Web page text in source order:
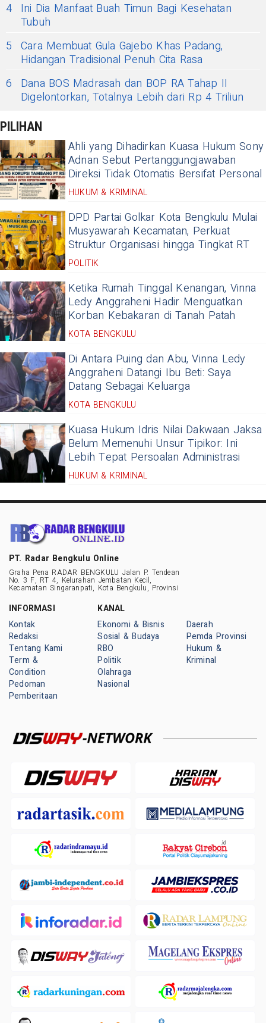
4 Ini Dia Manfaat Buah Timun Bagi Kesehatan
Tubuh
5 Cara Membuat Gula Gajebo Khas Padang,
Hidangan Tradisional Penuh Cita Rasa
6
Dana BOS Madrasah dan BOP RA Tahap II
Digelontorkan, Totalnya Lebih dari Rp 4 Triliun
PILIHAN
Ahli yang Dihadirkan Kuasa Hukum Sony
Adnan Sebut Pertanggungjawaban
Direksi Tidak Otomatis Bersifat Personal
HUKUM & KRIMINAL
DPD Partai Golkar Kota Bengkulu Mulai
Musyawarah Kecamatan, Perkuat
Struktur Organisasi hingga Tingkat RT
POLITIK
Ketika Rumah Tinggal Kenangan, Vinna
Ledy Anggraheni Hadir Menguatkan
Korban Kebakaran di Tanah Patah
KOTA BENGKULU
Di Antara Puing dan Abu, Vinna Ledy
Anggraheni Datangi Ibu Beti: Saya
Datang Sebagai Keluarga
KOTA BENGKULU
Kuasa Hukum Idris Nilai Dakwaan Jaksa
Belum Memenuhi Unsur Tipikor: Ini
Lebih Tepat Persoalan Administrasi
HUKUM & KRIMINAL
PT. Radar Bengkulu Online
Graha Pena RADAR BENGKULU Jalan P. Tendean
No. 3 F, RT 4, Kelurahan Jembatan Kecil,
Kecamatan Singaranpati, Kota Bengkulu, Provinsi
INFORMASI
Kontak
Redaksi
Tentang Kami
Term &
Condition
Pedoman
Pemberitaan
KANAL
Ekonomi & Bisnis
Sosial & Budaya
RBO
Politik
Olahraga
Nasional
Daerah
Pemda Provinsi
Hukum &
Kriminal